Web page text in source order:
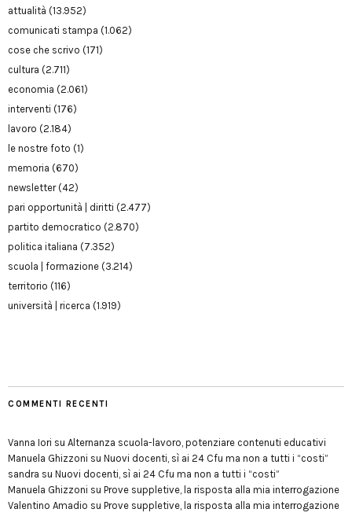
attualità (13.952)
comunicati stampa (1.062)
cose che scrivo (171)
cultura (2.711)
economia (2.061)
interventi (176)
lavoro (2.184)
le nostre foto (1)
memoria (670)
newsletter(42)
pari opportunità | diritti (2.477)
partito democratico (2.870)
politica italiana (7.352)
scuola | formazione (3.214)
territorio (116)
università | ricerca (1.919)
COMMENTI RECENTI
Vanna Iori su Alternanza scuola-lavoro, potenziare contenuti educativi
Manuela Ghizzoni su Nuovi docenti, sì ai 24 Cfu ma non a tutti i “costi”
sandra su Nuovi docenti, sì ai 24 Cfu ma non a tutti i “costi”
Manuela Ghizzoni su Prove suppletive, la risposta alla mia interrogazione
Valentino Amadio su Prove suppletive, la risposta alla mia interrogazione